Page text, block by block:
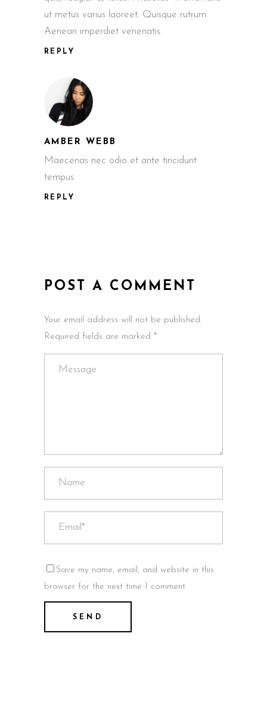
ut metus varius laoreet. Quisque rutrum.
Aenean imperdiet venenatis.
REPLY
AMBER WEBB
Maecenas nec odio et ante tincidunt
tempus.
REPLY
POST A COMMENT
Your email address will not be published.
Required fields are marked *
Save my name, email, and website in this
browser for the next time I comment.